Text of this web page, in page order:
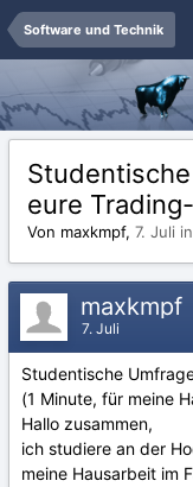
Software und Technik
eure
Von maxkmpf, 7. Juli in
maxkmpf
7. Juli
Studentische
(1 Minute, für meine
Hallo zusammen,
ich studiere an der
meine Hausarbeit im